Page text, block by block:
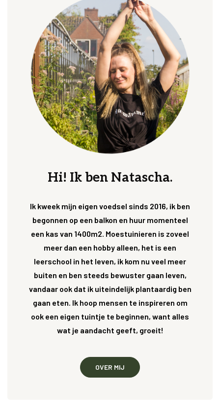
Hi! Ik ben Natascha.
Ik kweek mijn eigen voedsel sinds 2016, ik ben
begonnen op een balkon en huur momenteel
een kas van 1400m2. Moestuinieren is zoveel
meer dan een hobby alleen, het is een
leerschool in het leven, ik kom nu veel meer
buiten en ben steeds bewuster gaan leven,
vandaar ook dat ik uiteindelijk plantaardig ben
gaan eten. Ik hoop mensen te inspireren om
ook een eigen tuintje te beginnen, want alles
wat je aandacht geeft, groeit!
OVER MIJ